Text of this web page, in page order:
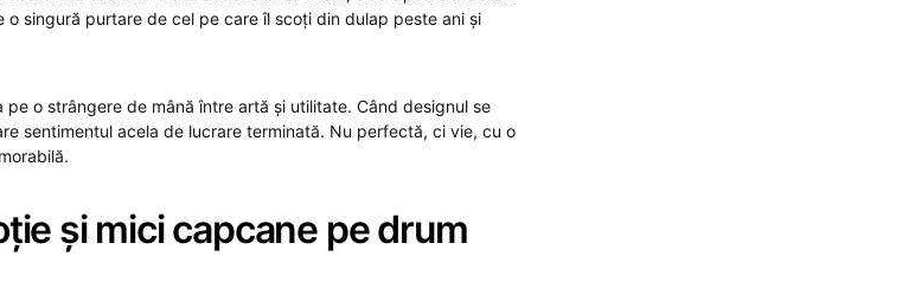
o singură purtare de cel pe care îl scoți din dulap peste ani și
o strângere de mână între artă și utilitate. Când designul se
sentimentul acela de lucrare terminată. Nu perfectă, ci vie, cu o
și mici capcane pe drum